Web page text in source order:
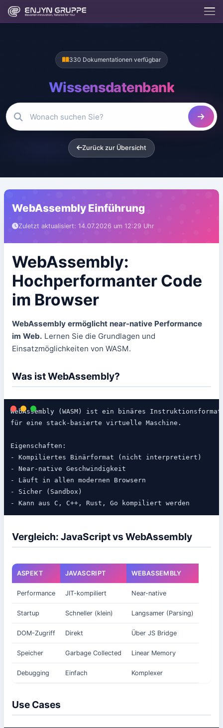
330 Dokumentationen verfügbar
Wissensdatenbank
Zurück zur Übersicht
WebAssembly Einführung
Zuletzt aktualisiert: 14.07.2026 um 12:29 Uhr
WebAssembly:
Hochperformanter Code
im Browser
WebAssembly ermöglicht near-native Performance
im Web. Lernen Sie die Grundlagen und
Einsatzmöglichkeiten von WASM.
Was ist WebAssembly?
WebAssembly (WASM) ist ein binäres Instruktionsformat
für eine stack-basierte virtuelle Maschine.
Eigenschaften:
- Kompiliertes Binärformat (nicht interpretiert)
- Near-native Geschwindigkeit
- Läuft in allen modernen Browsern
- Sicher (Sandbox)
Vergleich: JavaScript vs WebAssembly
ASPEKT JAVASCRIPT WEBASSEMBLY
Performance JIT-kompiliert Near-native
Startup Schneller (klein) Langsamer (Parsing)
DOM-Zugriff Direkt Über JS Bridge
Speicher Garbage Collected Linear Memory
Debugging Einfach Komplexer
Use Cases
Enjix BETA
Enjix
Website erstellen lassen
Hosting & Server